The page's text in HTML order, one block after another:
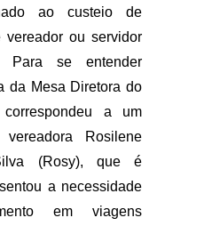
ao custeio de
vereador ou servidor
Para se entender
da Mesa Diretora do
a um
Rosilene
(Rosy), que é
a necessidade
em viagens